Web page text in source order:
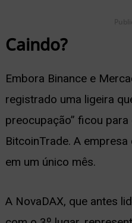
Caindo?
Embora Binance e
registrado uma ligeira
preocupação” ficou
BitcoinTrade. A
em um único mês.
A NovaDAX, que antes